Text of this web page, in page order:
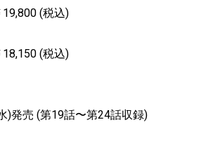
(税込)
(税込)
)発売 (第19話〜第24話収録)